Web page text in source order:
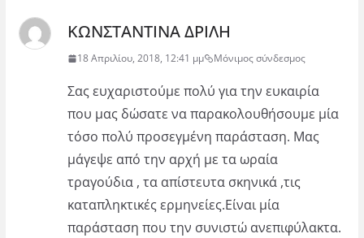
ΚΩΝΣΤΑΝΤΙΝΑ ΔΡΙΛΗ
18 Απριλίου, 2018, 12:41 μμ Μόνιμος σύνδεσμος
Σας ευχαριστούμε πολύ για την ευκαιρία
που μας δώσατε να παρακολουθήσουμε μία
τόσο πολύ προσεγμένη παράσταση. Μας
μάγεψε από την αρχή με τα ωραία
τραγούδια , τα απίστευτα σκηνικά ,τις
καταπληκτικές ερμηνείες.Είναι μία
παράσταση που την συνιστώ ανεπιφύλακτα.